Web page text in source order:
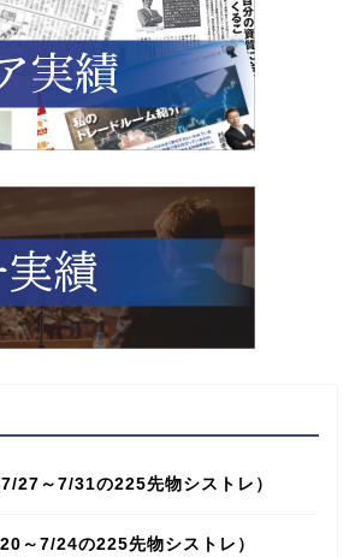
27～7/31の225先物シストレ）
～7/24の225先物シストレ）